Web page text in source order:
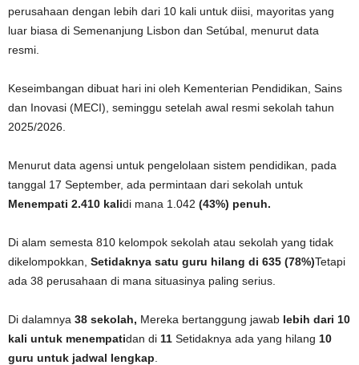
perusahaan dengan lebih dari 10 kali untuk diisi, mayoritas yang
luar biasa di Semenanjung Lisbon dan Setúbal, menurut data
resmi.
Keseimbangan dibuat hari ini oleh Kementerian Pendidikan, Sains
dan Inovasi (MECI), seminggu setelah awal resmi sekolah tahun
2025/2026.
Menurut data agensi untuk pengelolaan sistem pendidikan, pada
tanggal 17 September, ada permintaan dari sekolah untuk
Menempati 2.410 kalidi mana 1.042 (43%) penuh.
Di alam semesta 810 kelompok sekolah atau sekolah yang tidak
dikelompokkan, Setidaknya satu guru hilang di 635 (78%)Tetapi
ada 38 perusahaan di mana situasinya paling serius.
Di dalamnya 38 sekolah, Mereka bertanggung jawab lebih dari 10
kali untuk menempatidan di 11 Setidaknya ada yang hilang 10
guru untuk jadwal lengkap